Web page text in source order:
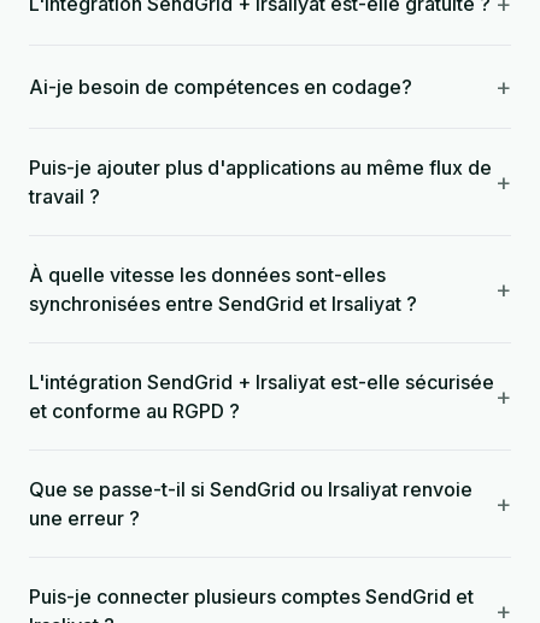
Ai-je besoin de compétences en codage? +
Puis-je ajouter plus d'applications au même flux de
travail ?
+
À quelle vitesse les données sont-elles
synchronisées entre SendGrid et Irsaliyat ?
+
L'intégration SendGrid + Irsaliyat est-elle sécurisée
et conforme au RGPD ?
+
Que se passe-t-il si SendGrid ou Irsaliyat renvoie
une erreur ?
+
Puis-je connecter plusieurs comptes SendGrid et
+